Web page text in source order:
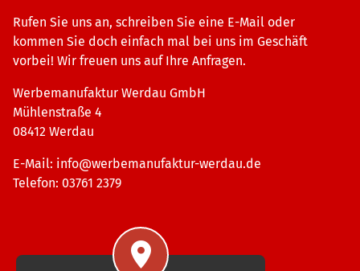
Rufen Sie uns an, schreiben Sie eine E-Mail oder
kommen Sie doch einfach mal bei uns im Geschäft
vorbei! Wir freuen uns auf Ihre Anfragen.
Werbemanufaktur Werdau GmbH
Mühlenstraße 4
08412 Werdau
E-Mail: info@werbemanufaktur-werdau.de
Telefon: 03761 2379